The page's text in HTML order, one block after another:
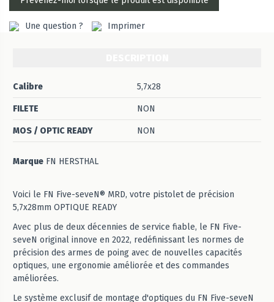
Une question ? Imprimer
Calibre 5,7x28
FILETE NON
MOS / OPTIC READY NON
Marque FN HERSTHAL
Voici le FN Five-seveN® MRD, votre pistolet de précision
5,7x28mm OPTIQUE READY
Avec plus de deux décennies de service fiable, le FN Five-
seveN original innove en 2022, redéfinissant les normes de
précision des armes de poing avec de nouvelles capacités
optiques, une ergonomie améliorée et des commandes
améliorées.
Le système exclusif de montage d'optiques du FN Five-seveN